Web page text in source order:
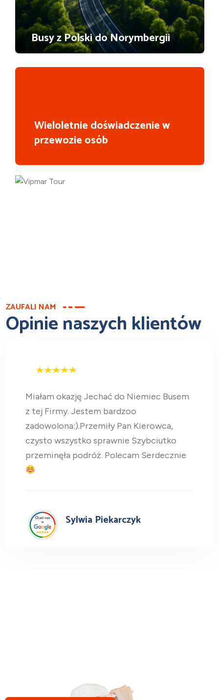
Busy z Polski do Norymbergii
Wieloletnie doświadczenie w
przewozie osób
ZAUFALI NAM
Opinie naszych klientów
Miałam okazję Jechać do Niemiec Busem
z tej Firmy. Jestem bardzoo
zadowolona:).Przemiły Pan Kierowca,
czysto wszystko sprawnie Szybciutko
przeminęła podróż. Polecam Serdecznie
Sylwia Piekarczyk